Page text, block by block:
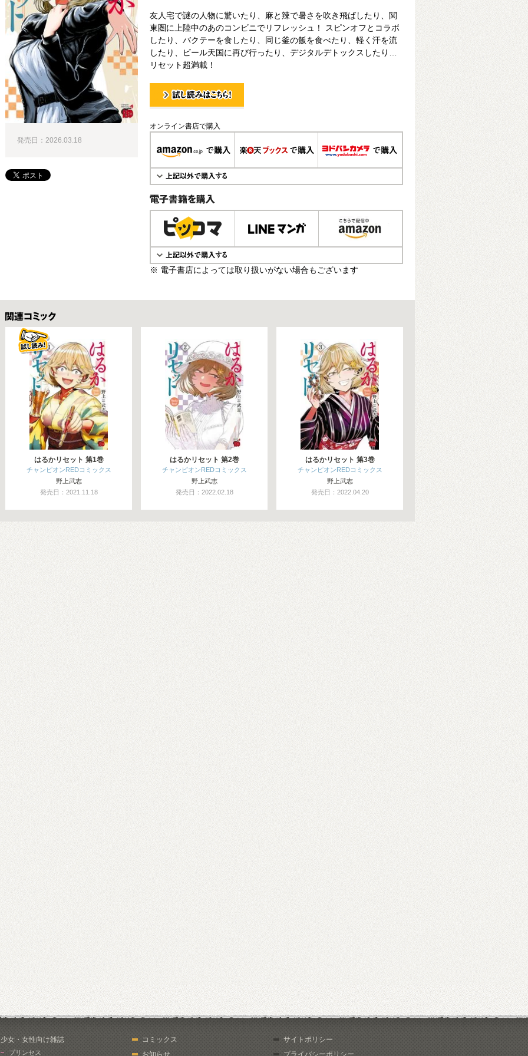
友人宅で謎の人物に驚いたり、麻と辣で暑さを吹き飛ばしたり、関
東圏に上陸中のあのコンビニでリフレッシュ！ スピンオフとコラボ
したり、バクテーを食したり、同じ釜の飯を食べたり、軽く汗を流
したり、ビール天国に再び行ったり、デジタルデトックスしたり…
リセット超満載！
オンライン書店で購入
電子書籍で購入
※ 電子書店によっては取り扱いがない場合もございます
発売日：2026.03.18
関連コミックス
はるかリセット 第1巻
チャンピオンREDコミックス
野上武志
発売日：2021.11.18
はるかリセット 第2巻
チャンピオンREDコミックス
野上武志
発売日：2022.02.18
はるかリセット 第3巻
チャンピオンREDコミックス
野上武志
発売日：2022.04.20
少女・女性向け雑誌
プリンセス
コミックス
お知らせ
サイトポリシー
プライバシーポリシー